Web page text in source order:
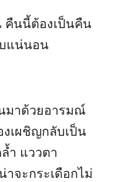
คืนนี้ต้องเป็นคืน
แน่นอน
มาด้วยอารมณ์
งเผชิญกลับเป็น
ำ แววตา
จะกระเดือกไม่